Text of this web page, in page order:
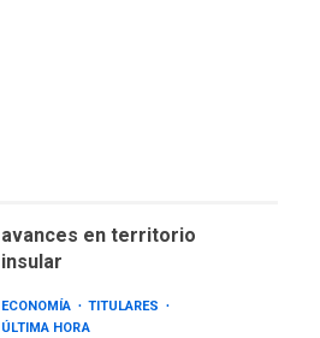
avances en territorio
insular
ECONOMÍA
TITULARES
ÚLTIMA HORA